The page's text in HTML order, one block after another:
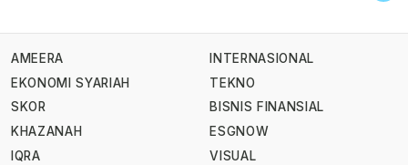
AMEERA
EKONOMI SYARIAH
SKOR
KHAZANAH
IQRA
INTERNASIONAL
TEKNO
BISNIS FINANSIAL
ESGNOW
VISUAL